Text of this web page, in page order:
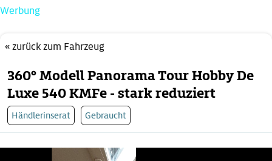
« zurück zum Fahrzeug
360° Modell Panorama Tour Hobby De
Luxe 540 KMFe - stark reduziert
Händlerinserat Gebraucht
Werbung